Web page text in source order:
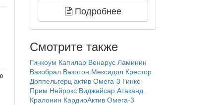
Подробнее
Смотрите также
Гинкоум Капилар Венарус Ламинин
Вазобрал Вазотон Мексидол Крестор
Доппельгерц актив Омега-3 Гинко
Прим Нейрокс Виджайсар Атаканд
Кралонин КардиоАктив Омега-3